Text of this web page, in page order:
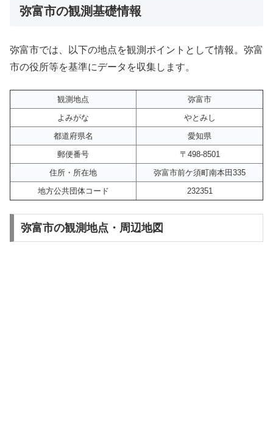
弥富市の観測基礎情報
弥富市では、以下の地点を観測ポイントとして情報。弥富
市の役所等を基準にデータを収集します。
観測地点
弥富市
よみがな
やとみし
都道府県名
愛知県
郵便番号
〒498-8501
住所・所在地
弥富市前ケ須町南本田335
地方公共団体コード
232351
弥富市の観測地点・周辺地図